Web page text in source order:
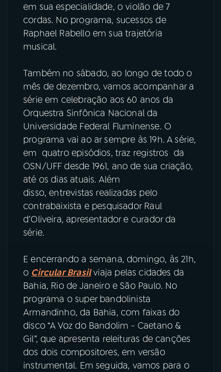
em sua especialidade, o violão de 7
cordas. No programa, sucessos de
Raphael Rabello em sua trajetória
musical.
Também no sábado, ao longo de todo o
mês de dezembro, vamos acompanhar a
série em celebração aos 60 anos da
Orquestra Sinfônica Nacional da
Universidade Federal Fluminense. O
programa vai ao ar sempre às 19h. A série,
em quatro episódios, traz registros da
OSN/UFF desde 1961, ano de sua criação,
até os dias atuais. Além
disso, entrevistas realizadas pelo
contrabaixista e pesquisador Raul
d’Oliveira, apresentador e curador da
série.
E encerrando a semana, domingo, às 21h,
o Circular Brasilviaja pelas cidades da
Bahia, Rio de Janeiro e São Paulo. No
programa o super bandolinista
Armandinho, da Bahia, com faixas do
disco “A Voz do Bandolim - Caetano &
Gil”, que apresenta releituras de canções
dos dois compositores, em versão
instrumental. Em seguida, vamos para o